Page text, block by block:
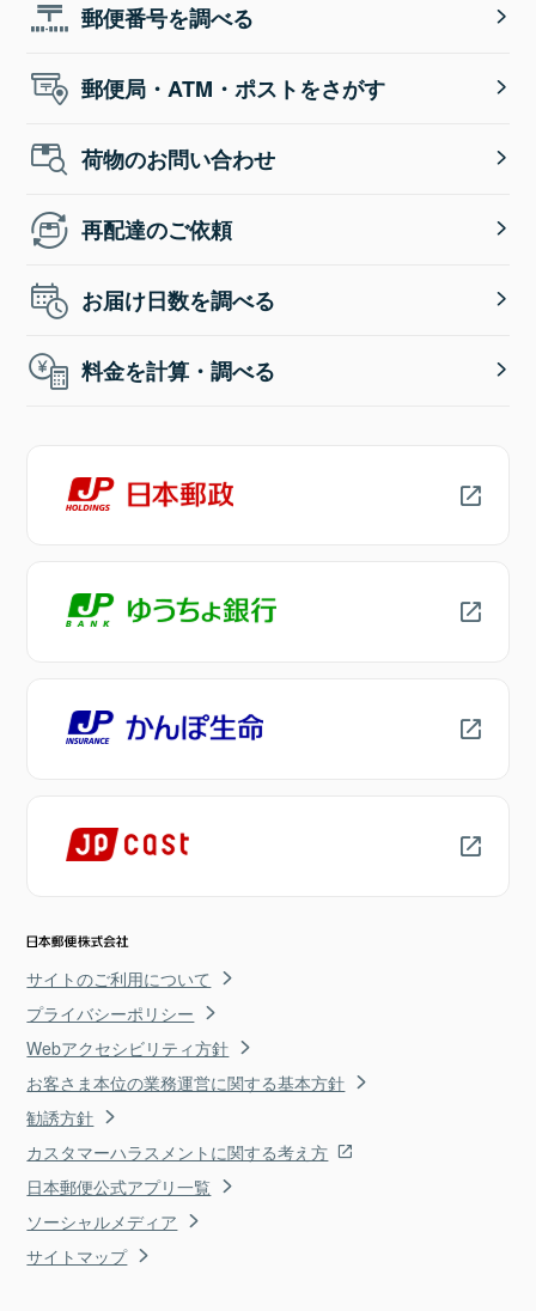
郵便番号を調べる
郵便局・ATM・ポストをさがす
荷物のお問い合わせ
再配達のご依頼
お届け日数を調べる
料金を計算・調べる
サイトのご利用について
プライバシーポリシー
Webアクセシビリティ方針
お客さま本位の業務運営に関する基本方針
勧誘方針
カスタマーハラスメントに関する考え方
日本郵便公式アプリ一覧
ソーシャルメディア
サイトマップ